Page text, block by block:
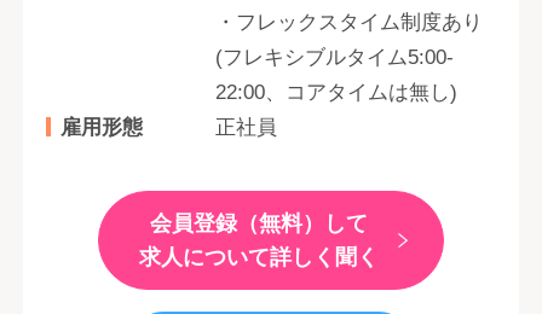
・フレックスタイム制度あり
(フレキシブルタイム5:00-
22:00、コアタイムは無し)
雇用形態
正社員
会員登録（無料）して
求人について詳しく聞く